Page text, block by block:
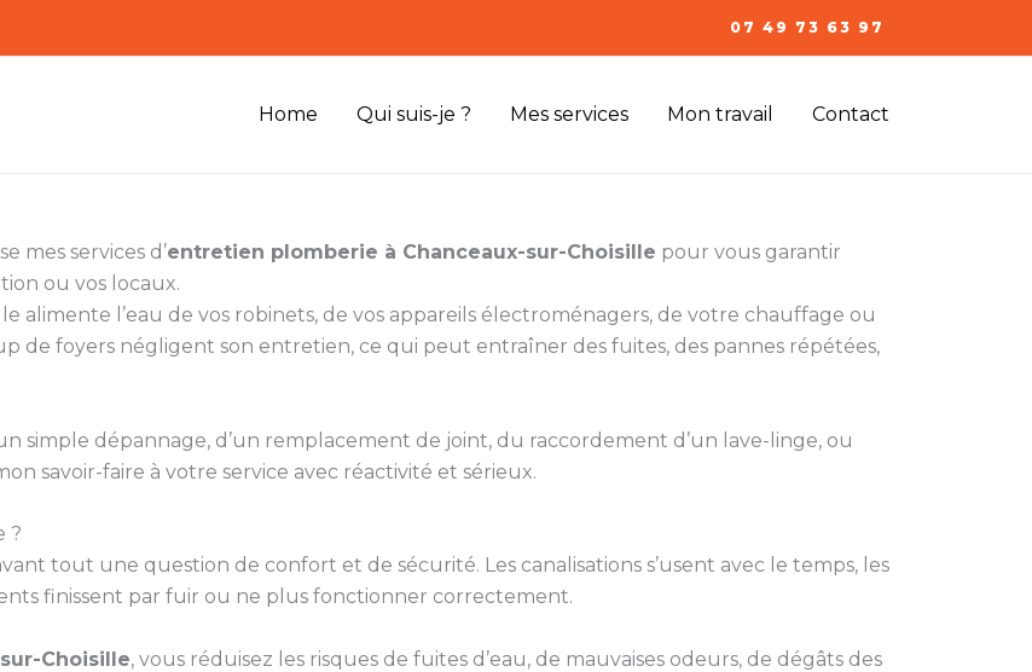
07 49 73 63 97
Home Qui suis-je ? Mes services Mon travail Contact
mes services d’entretien plomberie à Chanceaux-sur-Choisille pour vous garantir
ou vos locaux.
l’eau de vos robinets, de vos appareils électroménagers, de votre chauffage ou
de foyers négligent son entretien, ce qui peut entraîner des fuites, des pannes répétées,
simple dépannage, d’un remplacement de joint, du raccordement d’un lave-linge, ou
savoir-faire à votre service avec réactivité et sérieux.
?
tout une question de confort et de sécurité. Les canalisations s’usent avec le temps, les
finissent par fuir ou ne plus fonctionner correctement.
Choisille, vous réduisez les risques de fuites d’eau, de mauvaises odeurs, de dégâts des